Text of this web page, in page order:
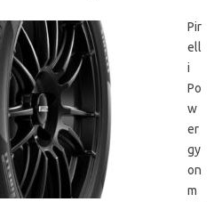
Pir
ell
i
Po
w
er
gy
on
m